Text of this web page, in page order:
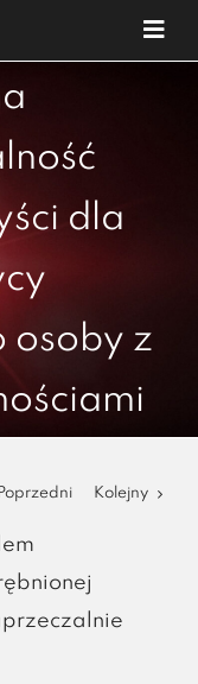
dla
osoby z
Poprzedni Kolejny